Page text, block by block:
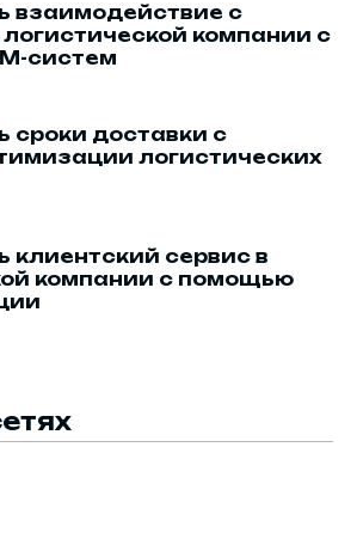
взаимодействие с
компании с
систем
сроки доставки с
логистических
клиентский сервис в
компании с помощью